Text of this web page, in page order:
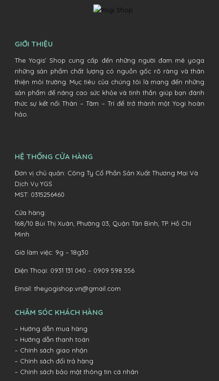
GIỚI THIỆU
The Yogis’ Shop cung cấp đến những người đam mê yoga
những sản phẩm chất lượng có nguồn gốc rõ ràng và thân
thiện môi trường. Mục tiêu của chúng tôi là mang đến những
sản phẩm để nâng cao sức khỏe và tinh thần giúp bạn đánh
thức sự kết nối Thân – Tâm – Trí để trở thành một Yogi hoàn
hảo.
HỆ THỐNG CỬA HÀNG
Đơn vị chủ quản: Công Ty Cổ Phần Sản Xuất Thương Mại Và
Dịch Vụ YGS
MST: 0315256460
Cửa hàng:
168/10 Bùi Thị Xuân, Phường 03, Quận Tân Bình, TP. Hồ Chí
Minh
Giờ làm việc: 9g – 18g30
Điện Thoại: 0931 131 040 – 0909 598 556
Email: theyogishop.vn@gmail.com
CHĂM SÓC KHÁCH HÀNG
– Hướng dẫn mua hàng
– Hướng dẫn thanh toán
– Chính sách giao nhận
– Chính sách đổi trả hàng
– Chính sách bảo mật thông tin cá nhân